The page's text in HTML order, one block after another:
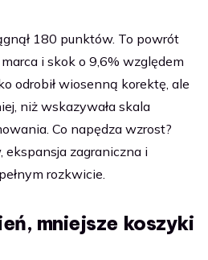
180 punktów. To powrót
i skok o 9,6% względem
odrobił wiosenną korektę, ale
niż wskazywała skala
Co napędza wzrost?
zagraniczna i
rozkwicie.
mniejsze koszyki